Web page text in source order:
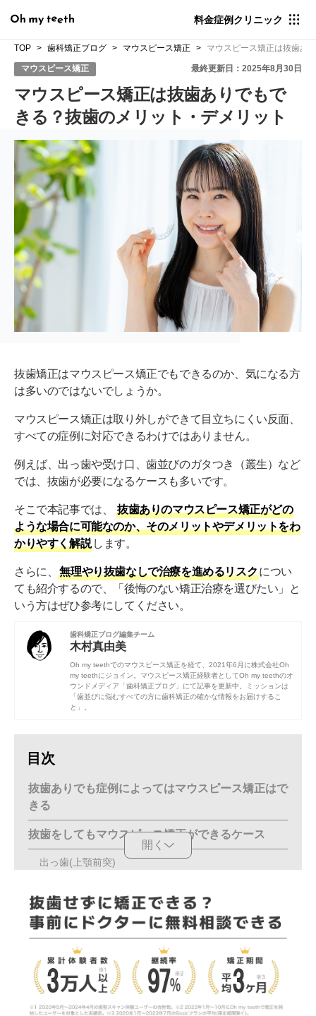
料金症例クリニック
TOP 歯科矯正ブログ マウスピース矯正 マウスピース矯正は抜歯あ
マウスピース矯正 最終更新日：2025年8月30日
マウスピース矯正は抜歯ありでもで
きる？抜歯のメリット・デメリット
抜歯矯正はマウスピース矯正でもできるのか、気になる方
は多いのではないでしょうか。
マウスピース矯正は取り外しができて目立ちにくい反面、
すべての症例に対応できるわけではありません。
例えば、出っ歯や受け口、歯並びのガタつき（叢生）など
では、抜歯が必要になるケースも多いです。
そこで本記事では、
抜歯ありのマウスピース矯正がどの
ような場合に可能なのか、そのメリットやデメリットをわ
かりやすく解説 します。
さらに、 無理やり抜歯なしで治療を進めるリスク につい
ても紹介するので、「後悔のない矯正治療を選びたい」と
いう方はぜひ参考にしてください。
歯科矯正ブログ編集チーム
木村真由美
Oh my teethでのマウスピース矯正を経て、2021年6月に株式会社Oh
my teethにジョイン。マウスピース矯正経験者としてOh my teethのオ
ウンドメディア「歯科矯正ブログ」にて記事を更新中。ミッションは
「歯並びに悩むすべての方に歯科矯正の確かな情報をお届けするこ
と」。
目次
抜歯ありでも症例によってはマウスピース矯正はで
きる
抜歯をしてもマウスピース矯正ができるケース
出っ歯(上顎前突)
デコボコの歯並び(叢生)
親知らずも生え方によっては抜歯が必要
抜歯ありのマウスピース矯正のメリット
開く